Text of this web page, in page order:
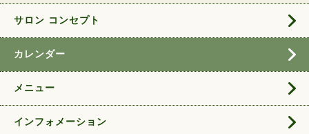
サロン コンセプト
カレンダー
メニュー
インフォメーション